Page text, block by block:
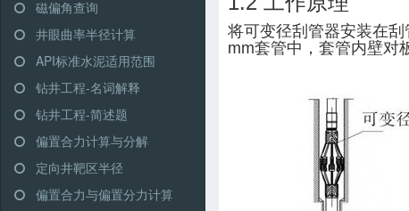
磁偏角查询
井眼曲率半径计算
API标准水泥适用范围
钻井工程-名词解释
钻井工程-简述题
偏置合力计算与分解
定向井靶区半径
偏置合力与偏置分力计算
将可变径刮管器安装在
mm套管中，套管内壁对